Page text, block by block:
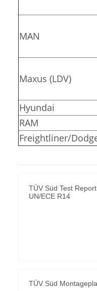
MAN
Maxus (LDV)
Hyundai
RAM
Freightliner/
TÜV Süd Test
UN/ECE R14
TÜV Süd